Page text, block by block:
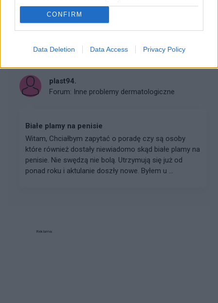
CONFIRM
Data Deletion Data Access Privacy Policy
zmiany na wędzidełku. Nie bolą, ani nie swędzą, są
twardsze od reszty i szorstkie, być może
leczyć?
plast94.
Forum: Inne problemy dermatologiczne
Białe plamy na penisie
Witam, Chciałbym zapytać o poradę czy są osoby
które również dostały niewiadomo skąd białe plamy na
penisie. Nie swędzą nie bolą. Utrzymują się już od
ponad roku i aktulanie doszły nowe. Byłem u ...
Reklama: